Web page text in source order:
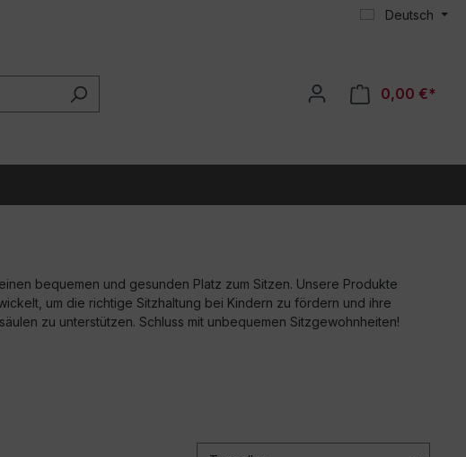
Deutsch
0,00 €*
bequemen und gesunden Platz zum Sitzen. Unsere Produkte
um die richtige Sitzhaltung bei Kindern zu fördern und ihre
zu unterstützen. Schluss mit unbequemen Sitzgewohnheiten!